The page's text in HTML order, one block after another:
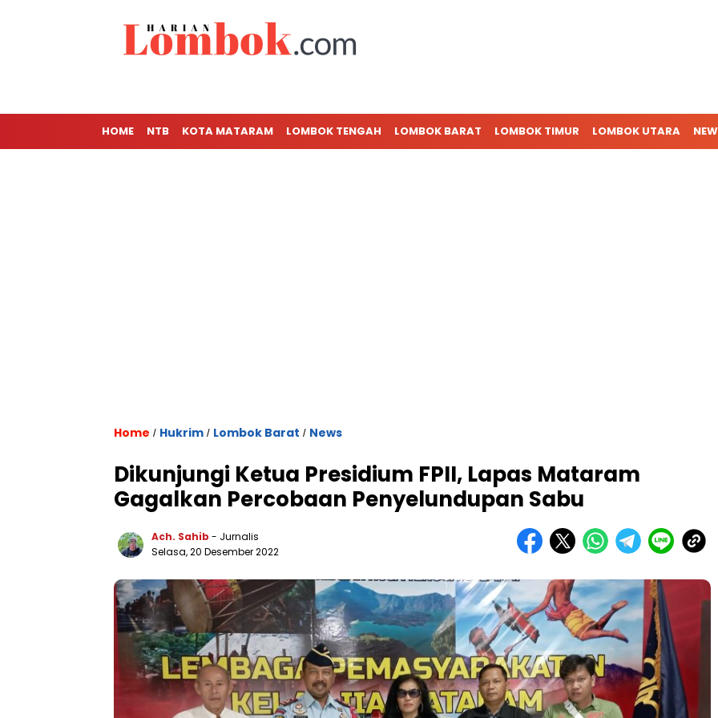
HOME NTB KOTA MATARAM LOMBOK TENGAH LOMBOK BARAT LOMBOK TIMUR LOMBOK UTARA
Home / Hukrim / Lombok Barat / News
Dikunjungi Ketua Presidium FPII, Lapas Mataram
Gagalkan Percobaan Penyelundupan Sabu
Ach. Sahib - Jurnalis
Selasa, 20 Desember 2022